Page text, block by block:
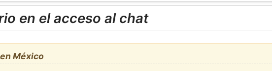
en el acceso al chat
México